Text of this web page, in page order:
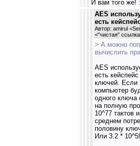
И вам того же!
AES
есть
Автор: amirul
<"чистая" ссылка
> А можно
вычислить
AES
есть
ключей. Если
компьютер
одного ключа
на полную
10^77 тактов
среднем
половину
Или 3.2 *